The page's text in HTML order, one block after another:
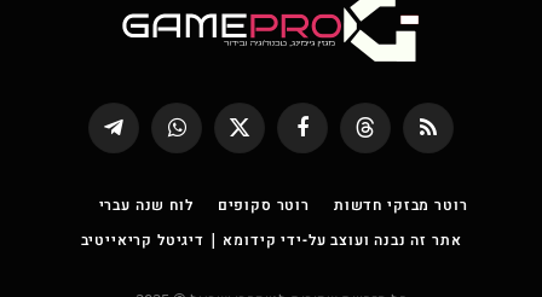
RSS
Threads פייסבוק
X
(טוויטר)
WhatsApp
Telegram
רוטר מבזקי חדשות רוטר סקופים
לוח שנה עברי
אתר זה נבנה ועוצב על-ידי קידומא | דיגיטל קריאייטיב